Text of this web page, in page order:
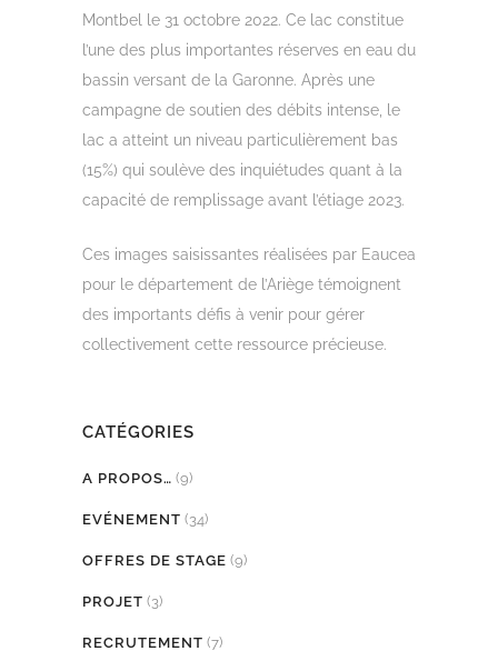
Montbel le 31 octobre 2022. Ce lac constitue
l’une des plus importantes réserves en eau du
bassin versant de la Garonne. Après une
campagne de soutien des débits intense, le
lac a atteint un niveau particulièrement bas
(15%) qui soulève des inquiétudes quant à la
capacité de remplissage avant l’étiage 2023.
Ces images saisissantes réalisées par Eaucea
pour le département de l’Ariège témoignent
des importants défis à venir pour gérer
collectivement cette ressource précieuse.
CATÉGORIES
A PROPOS… (9)
EVÉNEMENT (34)
OFFRES DE STAGE (9)
PROJET (3)
RECRUTEMENT (7)